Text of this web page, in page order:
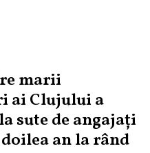
marii
ai Clujului a
sute de angajați
an la rând